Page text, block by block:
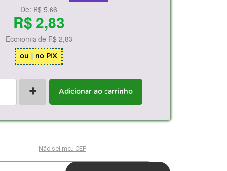
De:R$ 5,66
R$ 2,83
Economia de R$ 2,83
ou no PIX
+ Adicionar ao carrinho